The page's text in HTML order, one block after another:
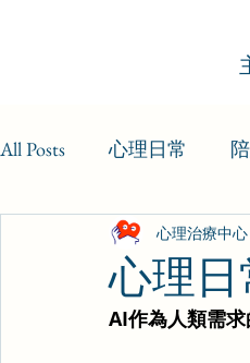
All Posts 心理日常
心理日
心理治療中
AI作為人類需